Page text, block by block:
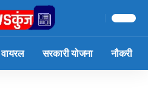
वायरल सरकारी योजना नौकरी